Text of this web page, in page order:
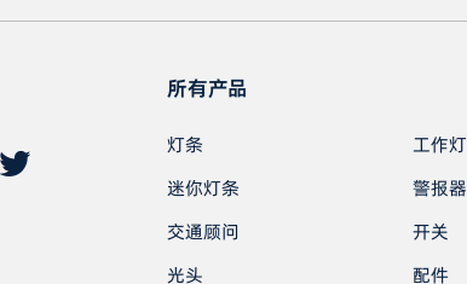
所有产品
灯条
迷你灯条
交通顾问
光头
工作灯
警报
开关
配件